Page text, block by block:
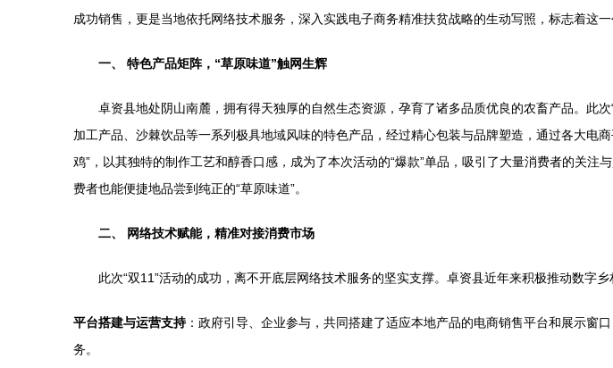
成功销售，更是当地依托网络技术服务，深入实践电子商务精准扶贫战略的生动写照，标志着这一
一、 特色产品矩阵，“草原味道”触网生辉
卓资县地处阴山南麓，拥有得天独厚的自然生态资源，孕育了诸多品质优良的农畜产品。此
加工产品、沙棘饮品等一系列极具地域风味的特色产品，经过精心包装与品牌塑造，通过各大电
鸡”，以其独特的制作工艺和醇香口感，成为了本次活动的“爆款”单品，吸引了大量消费者的关
费者也能便捷地品尝到纯正的“草原味道”。
二、 网络技术赋能，精准对接消费市场
此次“双11”活动的成功，离不开底层网络技术服务的坚实支撑。卓资县近年来积极推动数字
平台搭建与运营支持：政府引导、企业参与，共同搭建了适应本地产品的电商销售平台和展示窗
务。